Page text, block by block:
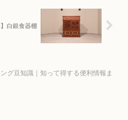
】白銀食器棚
グ豆知識｜知って得する便利情報ま